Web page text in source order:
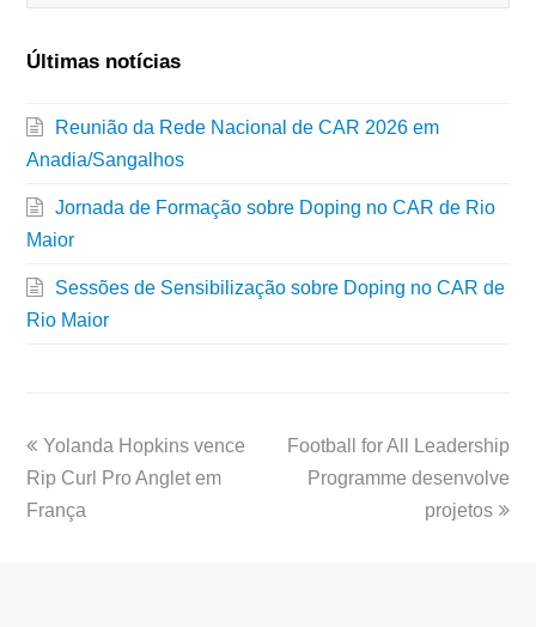
Últimas notícias
Reunião da Rede Nacional de CAR 2026 em
Anadia/Sangalhos
Jornada de Formação sobre Doping no CAR de Rio
Maior
Sessões de Sensibilização sobre Doping no CAR de
Rio Maior
Football for All Leadership
Programme desenvolve
projetos
Yolanda Hopkins vence
Rip Curl Pro Anglet em
França